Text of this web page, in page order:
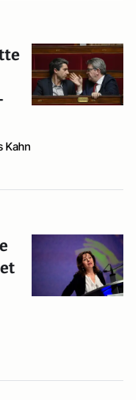
Kahn